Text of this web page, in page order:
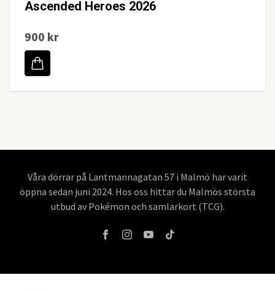
Ascended Heroes 2026
900 kr
Våra dörrar på Lantmannagatan 57 i Malmö har varit
öppna sedan juni 2024. Hos oss hittar du Malmös största
utbud av Pokémon och samlarkort (TCG).